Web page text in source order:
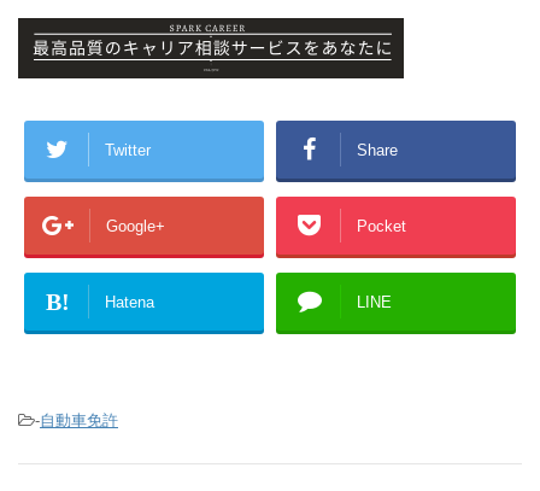
Twitter Share
Google+ Pocket
B! Hatena LINE
-自動車免許